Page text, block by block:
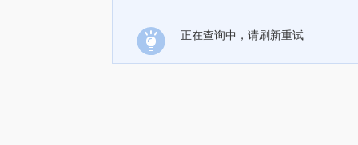
正在查询中，请刷新重试